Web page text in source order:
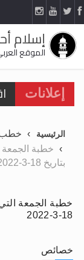
إسلام
الموقع
إعلانات
الرئيسية
خطب
خطبة الجمعة
بتاريخ 18-3-2022
خطبة الجمعة التي
18-3-2022
خصائص